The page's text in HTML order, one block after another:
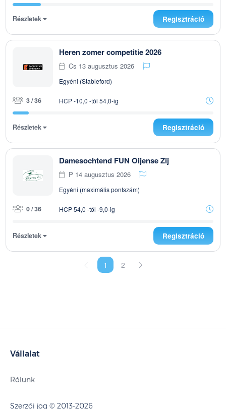
Részletek Regisztráció
Heren zomer competitie 2026
Cs 13 augusztus 2026
Egyéni (Stableford)
3 / 36 HCP -10,0 -tól 54,0-ig
Részletek Regisztráció
Damesochtend FUN Oijense Zij
P 14 augusztus 2026
Egyéni (maximális pontszám)
0 / 36 HCP 54,0 -tól -9,0-ig
Részletek Regisztráció
1 2
Vállalat
Rólunk
Szerzői jog © 2013-2026